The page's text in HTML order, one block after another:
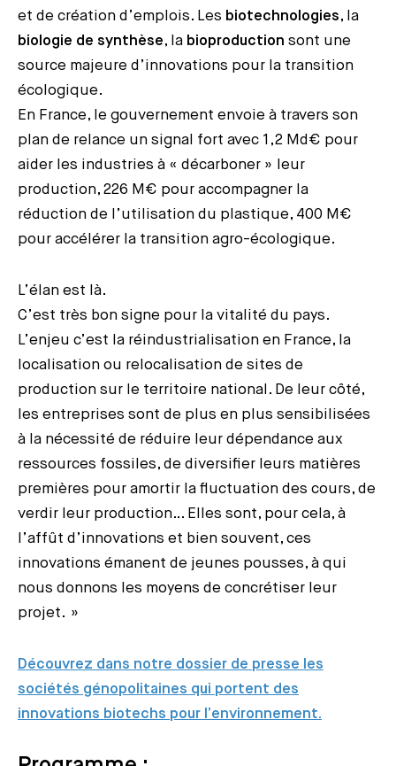
et de création d’emplois. Les biotechnologies, la
biologie de synthèse, la bioproduction sont une
source majeure d’innovations pour la transition
écologique.
En France, le gouvernement envoie à travers son
plan de relance un signal fort avec 1,2 Md€ pour
aider les industries à « décarboner » leur
production, 226 M€ pour accompagner la
réduction de l’utilisation du plastique, 400 M€
pour accélérer la transition agro-écologique.
L’élan est là.
C’est très bon signe pour la vitalité du pays.
L’enjeu c’est la réindustrialisation en France, la
localisation ou relocalisation de sites de
production sur le territoire national. De leur côté,
les entreprises sont de plus en plus sensibilisées
à la nécessité de réduire leur dépendance aux
ressources fossiles, de diversifier leurs matières
premières pour amortir la fluctuation des cours, de
verdir leur production… Elles sont, pour cela, à
l’affût d’innovations et bien souvent, ces
innovations émanent de jeunes pousses, à qui
nous donnons les moyens de concrétiser leur
projet. »
Découvrez dans notre dossier de presse les
sociétés génopolitaines qui portent des
innovations biotechs pour l’environnement.